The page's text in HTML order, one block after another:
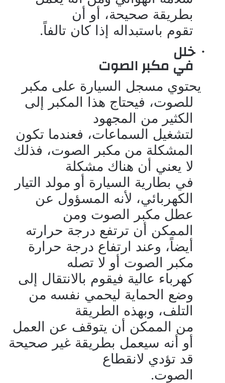
بطريقة صحيحة، أو أن
تقوم باستبداله إذا كان تالفاً.
· خلل
في مكبر الصوت
يحتوي مسجل السيارة على مكبر
للصوت، فيحتاج هذا المكبر إلى
الكثير من المجهود
لتشغيل السماعات، فعندما تكون
المشكلة من مكبر الصوت، فذلك
لا يعني أن هناك مشكلة
في بطارية السيارة أو مولد التيار
الكهربائي، لأنه المسؤول عن
عطل مكبر الصوت ومن
الممكن أن ترتفع درجة حرارته
أيضاً، وعند ارتفاع درجة حرارة
مكبر الصوت أو لا تصله
كهرباء عالية فيقوم بالانتقال إلى
وضع الحماية ليحمي نفسه من
التلف، وبهذه الطريقة
من الممكن أن يتوقف عن العمل
أو أنه سيعمل بطريقة غير صحيحة
قد تؤدي لانقطاع
الصوت.